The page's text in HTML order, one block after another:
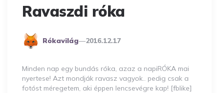
Ravaszdi róka
Posted
Rókavilág 2016.12.17
Minden nap egy bundás róka, azaz a napiRÓKA mai
nyertese! Azt mondják ravasz vagyok.. pedig csak a
fotóst méregetem, aki éppen lencsevégre kap! [fblike]